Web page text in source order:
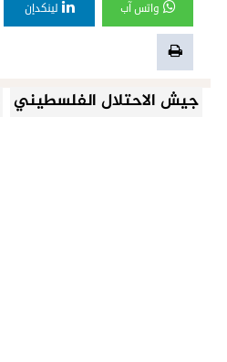
واتس آب لينكدإن
جيش الاحتلال الفلسطيني